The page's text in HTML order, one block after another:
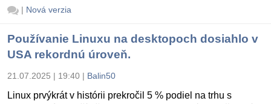
| Nová verzia
Používanie Linuxu na desktopoch dosiahlo v
USA rekordnú úroveň.
21.07.2025 | 19:40 | Balin50
Linux prvýkrát v histórii prekročil 5 % podiel na trhu s